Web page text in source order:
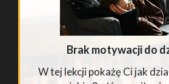
Brak motywacji do
W tej lekcji pokażę Ci jak